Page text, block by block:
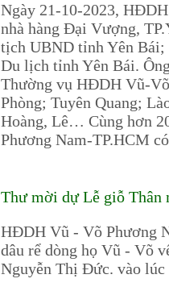
Ngày 21-10-2023,
nhà hàng Đại Vượng,
tịch UBND tỉnh Yên Bái;
Du lịch tỉnh Yên Bái.
Thường vụ HĐDH Vũ-
Phòng; Tuyên Quang;
Hoàng, Lê… Cùng hơn
Phương Nam-TP.HCM
Thư mời dự Lễ giỗ Thân
HĐDH Vũ - Võ Phương
dâu rể dòng họ Vũ - Võ
Nguyễn Thị Đức. vào lúc